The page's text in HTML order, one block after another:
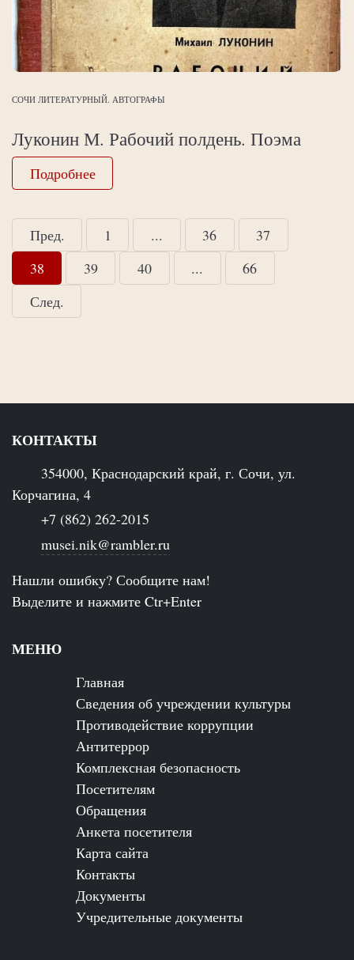
СОЧИ ЛИТЕРАТУРНЫЙ. АВТОГРАФЫ
Луконин М. Рабочий полдень. Поэма
Подробнее
Пред. 1 ... 36
37
38
39 40 ...
66
След.
КОНТАКТЫ
354000, Краснодарский край, г. Сочи, ул.
Корчагина, 4
+7 (862) 262-2015
musei.nik@rambler.ru
Нашли ошибку? Сообщите нам!
Выделите и нажмите Ctr+Enter
МЕНЮ
Главная
Сведения об учреждении культуры
Противодействие коррупции
Антитеррор
Комплексная безопасность
Посетителям
Обращения
Анкета посетителя
Карта сайта
Контакты
Документы
Учредительные документы